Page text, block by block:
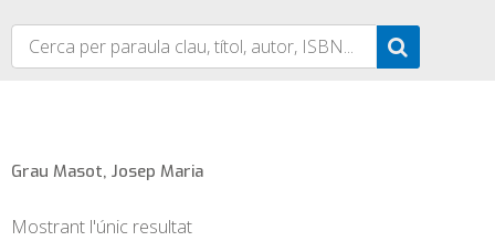
Grau Masot, Josep Maria
Mostrant l'únic resultat